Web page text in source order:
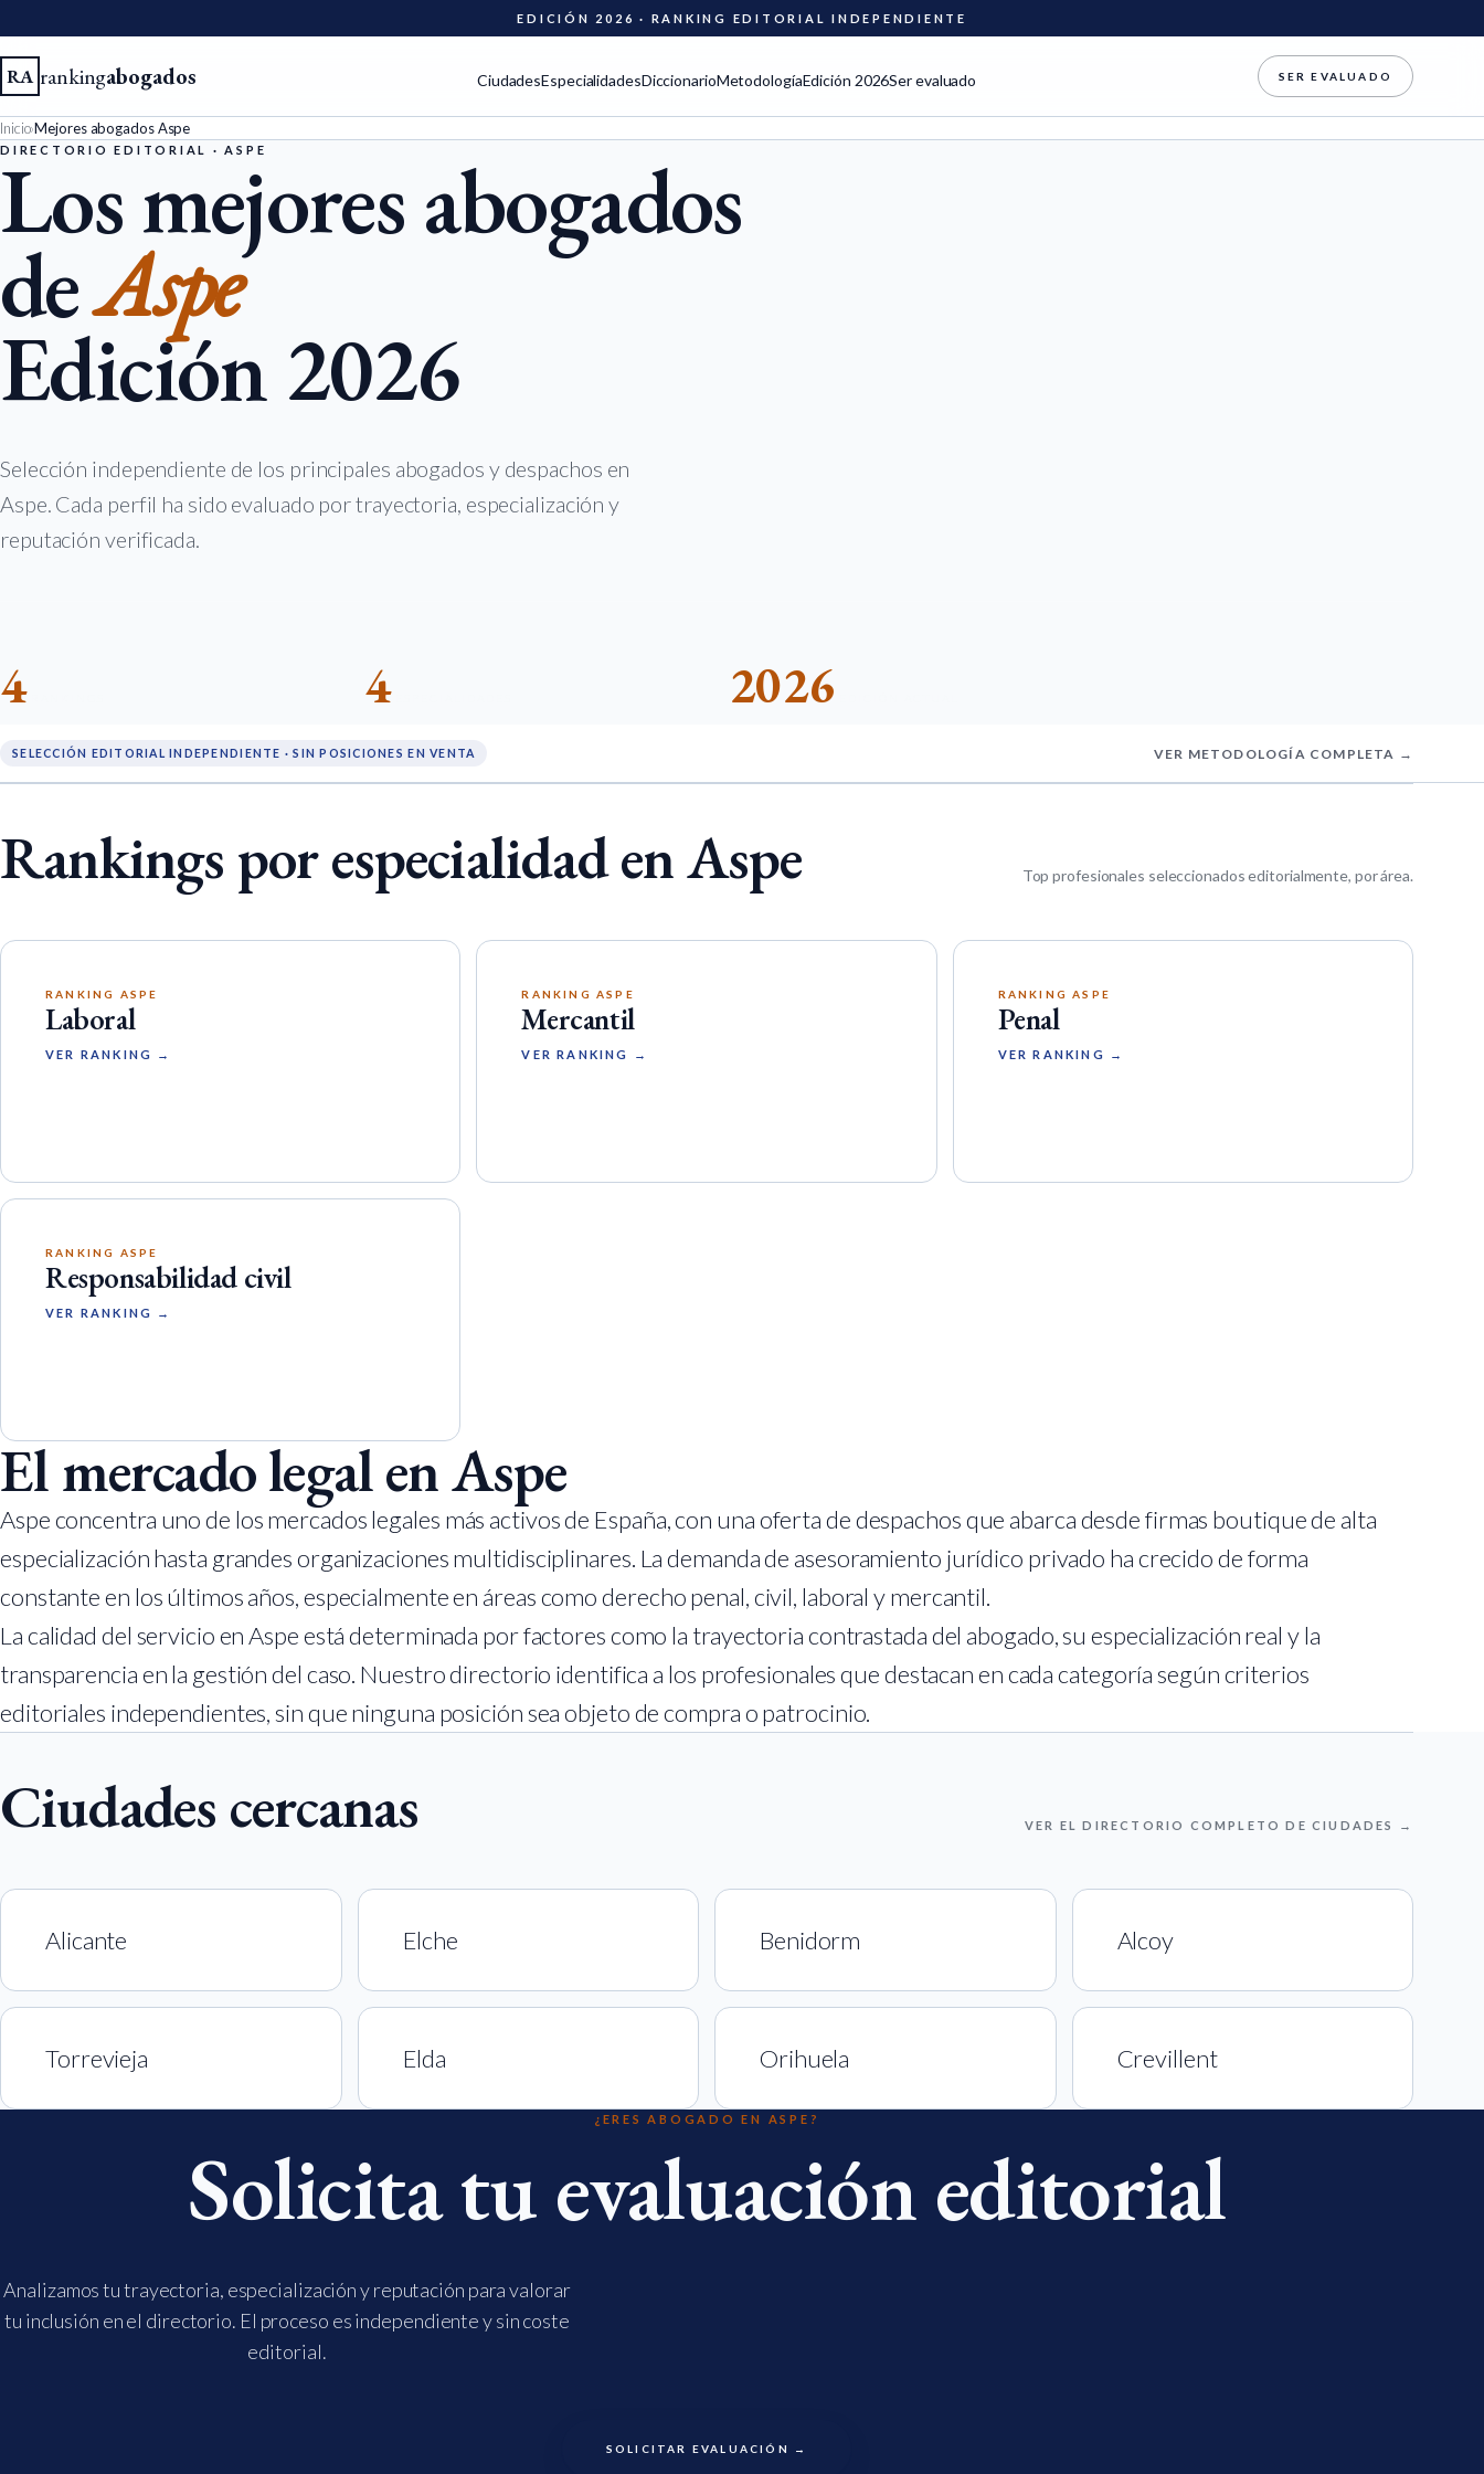
EDICIÓN 2026 · RANKING EDITORIAL INDEPENDIENTE
RA rankingabogados CiudadesEspecialidadesDiccionarioMetodologíaEdición 2026Ser evaluado SER EVALUADO
Inicio›Mejores abogados Aspe
DIRECTORIO EDITORIAL · ASPE
Los mejores abogados
deAspe
Edición 2026
Selección independiente de los principales abogados y despachos en
Aspe. Cada perfil ha sido evaluado por trayectoria, especialización y
reputación verificada.
4 4 2026
SELECCIÓN EDITORIAL INDEPENDIENTE · SIN POSICIONES EN VENTA VER METODOLOGÍA COMPLETA →
Rankings por especialidad en Aspe Top profesionales seleccionados editorialmente, por área.
RANKING ASPE
Laboral
VER RANKING →
RANKING ASPE
Mercantil
VER RANKING →
RANKING ASPE
Penal
VER RANKING →
RANKING ASPE
Responsabilidad civil
VER RANKING →
El mercado legal en Aspe
Aspe concentra uno de los mercados legales más activos de España, con una oferta de despachos que abarca desde firmas boutique de alta
especialización hasta grandes organizaciones multidisciplinares. La demanda de asesoramiento jurídico privado ha crecido de forma
constante en los últimos años, especialmente en áreas como derecho penal, civil, laboral y mercantil.
La calidad del servicio en Aspe está determinada por factores como la trayectoria contrastada del abogado, su especialización real y la
transparencia en la gestión del caso. Nuestro directorio identifica a los profesionales que destacan en cada categoría según criterios
editoriales independientes, sin que ninguna posición sea objeto de compra o patrocinio.
Ciudades cercanas VER EL DIRECTORIO COMPLETO DE CIUDADES →
Alicante Elche Benidorm Alcoy
Torrevieja Elda Orihuela Crevillent
¿ERES ABOGADO EN ASPE?
Solicita tu evaluación editorial
Analizamos tu trayectoria, especialización y reputación para valorar
tu inclusión en el directorio. El proceso es independiente y sin coste
editorial.
SOLICITAR EVALUACIÓN →